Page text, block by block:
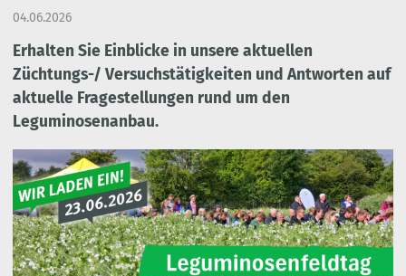
04.06.2026
Erhalten Sie Einblicke in unsere aktuellen
Züchtungs-/ Versuchstätigkeiten und Antworten auf
aktuelle Fragestellungen rund um den
Leguminosenanbau.